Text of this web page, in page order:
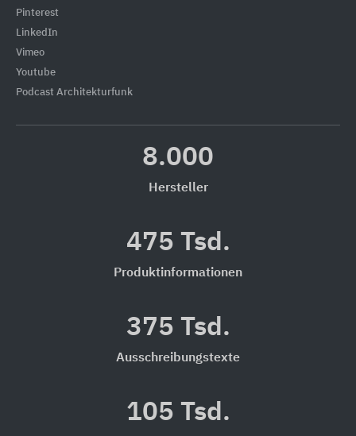
Pinterest
LinkedIn
Vimeo
Youtube
Podcast Architekturfunk
8.000
Hersteller
475 Tsd.
Produktinformationen
375 Tsd.
Ausschreibungstexte
105 Tsd.